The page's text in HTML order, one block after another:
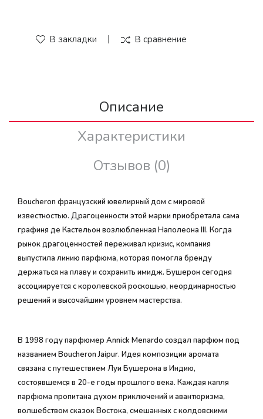
В закладки В сравнение
Описание
Характеристики
Отзывов (0)
Boucheron французский ювелирный дом с мировой
известностью. Драгоценности этой марки приобретала сама
графиня де Кастельон возлюбленная Наполеона III. Когда
рынок драгоценностей переживал кризис, компания
выпустила линию парфюма, которая помогла бренду
держаться на плаву и сохранить имидж. Бушерон сегодня
ассоциируется с королевской роскошью, неординарностью
решений и высочайшим уровнем мастерства.
В 1998 году парфюмер Anniсk Menardo создал парфюм под
названием Boucheron Jaipur. Идея композиции аромата
связана с путешествием Луи Бушерона в Индию,
состоявшемся в 20-е годы прошлого века. Каждая капля
парфюма пропитана духом приключений и авантюризма,
волшебством сказок Востока, смешанных с колдовскими